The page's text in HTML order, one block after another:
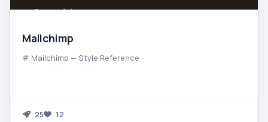
Mailchimp
# Mailchimp — Style Reference
25 12